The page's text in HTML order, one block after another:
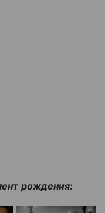
рождения: